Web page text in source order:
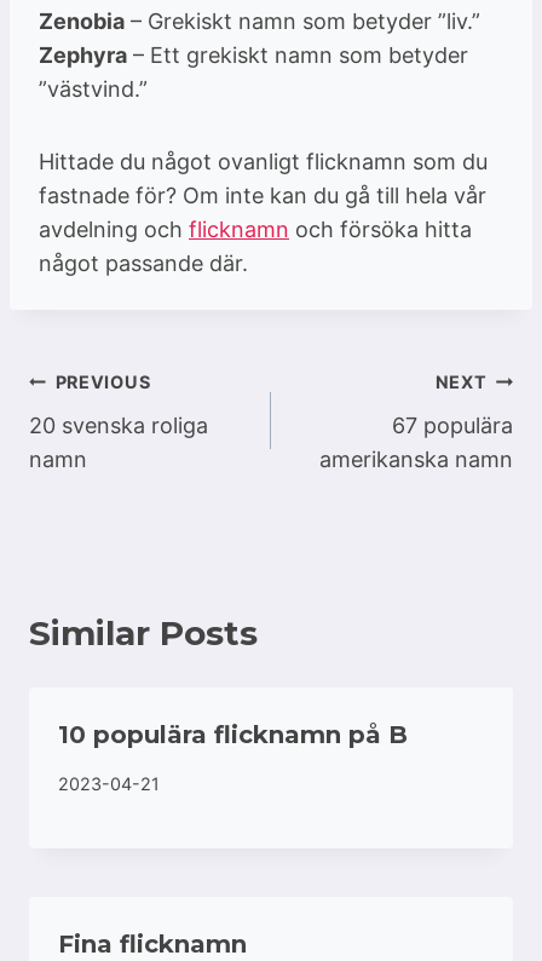
Zenobia – Grekiskt namn som betyder ”liv.”
Zephyra – Ett grekiskt namn som betyder
”västvind.”
Hittade du något ovanligt flicknamn som du
fastnade för? Om inte kan du gå till hela vår
avdelning och flicknamn och försöka hitta
något passande där.
Inläggsnavigering
PREVIOUS
20 svenska roliga
namn
NEXT
67 populära
amerikanska namn
Similar Posts
10 populära flicknamn på B
2023-04-21
Fina flicknamn